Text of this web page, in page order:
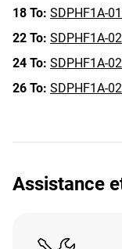
18 To: SDPHF1A-
22 To: SDPHF1A-
24 To: SDPHF1A-
26 To: SDPHF1A-
Assistance